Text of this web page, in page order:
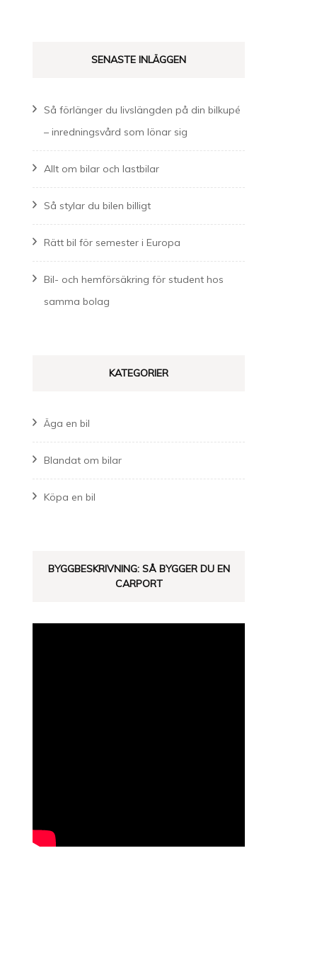
SENASTE INLÄGGEN
Så förlänger du livslängden på din bilkupé
– inredningsvård som lönar sig
Allt om bilar och lastbilar
Så stylar du bilen billigt
Rätt bil för semester i Europa
Bil- och hemförsäkring för student hos
samma bolag
KATEGORIER
Äga en bil
Blandat om bilar
Köpa en bil
BYGGBESKRIVNING: SÅ BYGGER DU EN
CARPORT